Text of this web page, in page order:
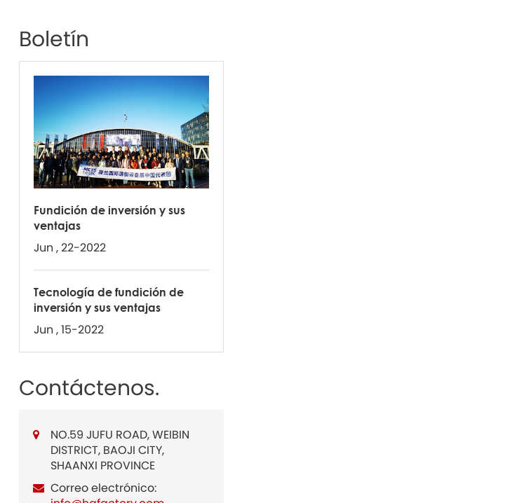
Boletín
Fundición de inversión y sus
ventajas
Jun , 22-2022
Tecnología de fundición de
inversión y sus ventajas
Jun , 15-2022
Contáctenos.
NO.59 JUFU ROAD, WEIBIN
DISTRICT, BAOJI CITY,
SHAANXI PROVINCE
Correo electrónico: